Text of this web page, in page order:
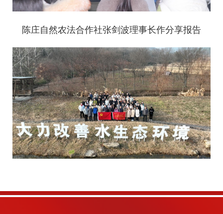
陈庄自然农法合作社张剑波理事长作分享报告